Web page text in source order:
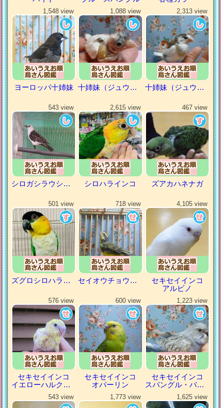
1,548 view
ヨーロッパ十姉妹
1,088 view
十姉妹（ジュウシマツ）
2,313 view
十姉妹（ジュウシマツ）
543 view
シロガシラウシハタオリ
2,615 view
シロハラインコ
467 view
ズアカハネナガ
501 view
ズグロシロハラインコ
718 view
セイオウチョウ（青黄鳥）
4,105 view
セキセイインコ
アルビノ
576 view
セキセイインコ
イエローハルクイン
600 view
セキセイインコ
オパーリン
1,223 view
セキセイインコ
スパングル・バイオレット
543 view 1,773 view 1,625 view